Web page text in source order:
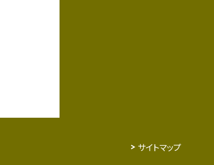
サイトマップ